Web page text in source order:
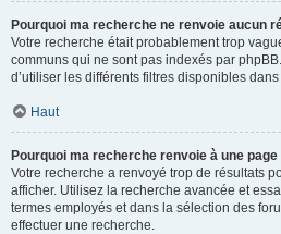
Pourquoi ma recherche ne renvoie aucun
Votre recherche était probablement trop
communs qui ne sont pas indexés par
d’utiliser les différents filtres disponibles
Haut
Pourquoi ma recherche renvoie à une page
Votre recherche a renvoyé trop de résultats
afficher. Utilisez la recherche avancée et
termes employés et dans la sélection des
effectuer une recherche.